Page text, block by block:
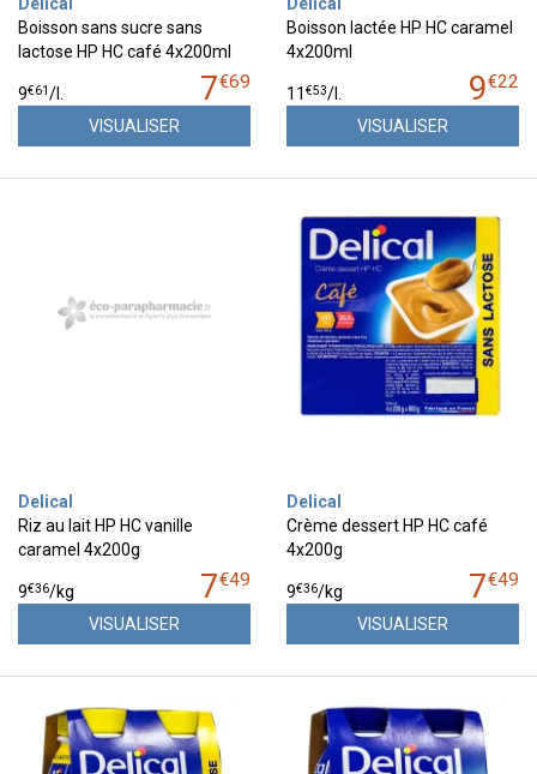
Boisson sans sucre sans
lactose HP HC café 4x200ml
7€69
9€61/l.
VISUALISER
Boisson lactée HP HC caramel
4x200ml
9€22
11 €53/l.
VISUALISER
Delical
Riz au lait HP HC vanille
caramel 4x200g
7€49
9€36/kg
VISUALISER
Delical
Crème dessert HP HC café
4x200g
7€49
9€36/kg
VISUALISER